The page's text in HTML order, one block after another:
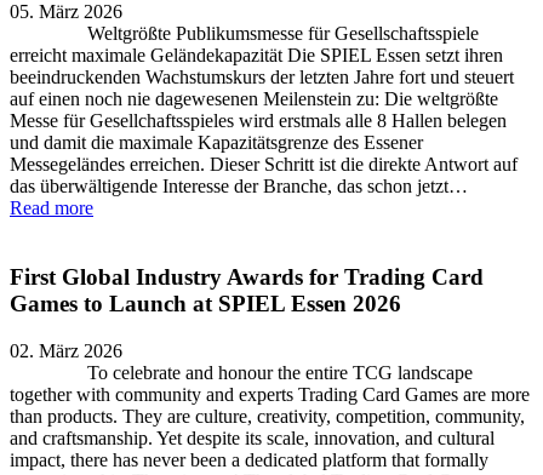
05. März 2026
Weltgrößte Publikumsmesse für Gesellschaftsspiele
erreicht maximale Geländekapazität Die SPIEL Essen setzt ihren
beeindruckenden Wachstumskurs der letzten Jahre fort und steuert
auf einen noch nie dagewesenen Meilenstein zu: Die weltgrößte
Messe für Gesellchaftsspieles wird erstmals alle 8 Hallen belegen
und damit die maximale Kapazitätsgrenze des Essener
Messegeländes erreichen. Dieser Schritt ist die direkte Antwort auf
das überwältigende Interesse der Branche, das schon jetzt…
Read more
First Global Industry Awards for Trading Card
Games to Launch at SPIEL Essen 2026
02. März 2026
To celebrate and honour the entire TCG landscape
together with community and experts Trading Card Games are more
than products. They are culture, creativity, competition, community,
and craftsmanship. Yet despite its scale, innovation, and cultural
impact, there has never been a dedicated platform that formally